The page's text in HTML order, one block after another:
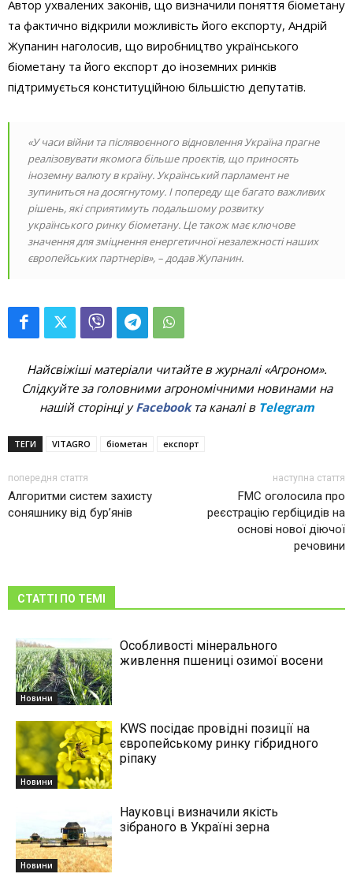
Автор ухвалених законів, що визначили поняття біометану
та фактично відкрили можливість його експорту, Андрій
Жупанин наголосив, що виробництво українського
біометану та його експорт до іноземних ринків
підтримується конституційною більшістю депутатів.
«У часи війни та післявоєнного відновлення Україна прагне
реалізовувати якомога більше проєктів, що приносять
іноземну валюту в країну. Український парламент не
зупиниться на досягнутому. І попереду ще багато важливих
рішень, які сприятимуть подальшому розвитку
українського ринку біометану. Це також має ключове
значення для зміцнення енергетичної незалежності наших
європейських партнерів», – додав Жупанин.
Найсвіжіші матеріали читайте в журналі «Агроном».
Слідкуйте за головними агрономічними новинами на
нашій сторінці уFacebookта каналі в Telegram
ТЕГИ VITAGRO біометан експорт
попередня стаття
Алгоритми систем захисту
соняшнику від бур’янів
наступна стаття
FMC оголосила про
реєстрацію гербіцидів на
основі нової діючої
речовини
СТАТТІ ПО ТЕМІ
Новини
Особливості мінерального
живлення пшениці озимої восени
Новини
KWS посідає провідні позиції на
європейському ринку гібридного
ріпаку
Новини
Науковці визначили якість
зібраного в Україні зерна